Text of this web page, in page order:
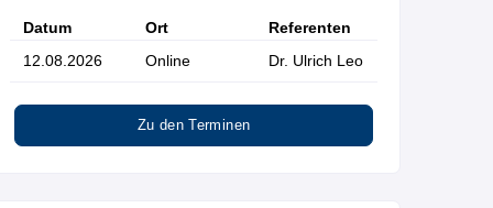
Datum Ort
Referenten
12.08.2026
Online Dr. Ulrich Leo
Zu den Terminen